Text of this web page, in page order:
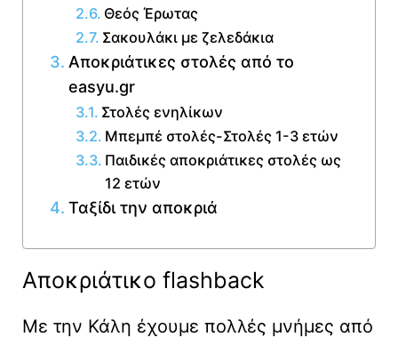
Θεός Έρωτας
Σακουλάκι με ζελεδάκια
Αποκριάτικες στολές από το
easyu.gr
Στολές ενηλίκων
Μπεμπέ στολές-Στολές 1-3 ετών
Παιδικές αποκριάτικες στολές ως
12 ετών
Ταξίδι την αποκριά
Αποκριάτικο flashback
Με την Κάλη έχουμε πολλές μνήμες από